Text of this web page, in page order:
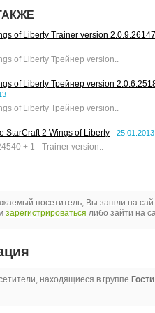
of Liberty Trainer version
of Liberty Трейнер version..
of Liberty Трейнер version
of Liberty Трейнер version..
StarCraft 2 Wings of Liberty 25.01.2013
+ 1 - Trainer version..
посетитель, Вы зашли на
зарегистрироваться либо зайти на
находящиеся в группе Гости